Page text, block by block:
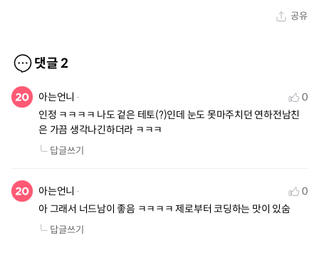
공유
댓글2
아는언니
0
인정 ㅋㅋㅋㅋ 나도 겉은 테토(?)인데 눈도 못마주치던 연하전남친
은 가끔 생각나긴하더라 ㅋㅋㅋ
답글쓰기
아는언니
0
아 그래서 너드남이 좋음 ㅋㅋㅋㅋ 제로부터 코딩하는 맛이 있숨
답글쓰기